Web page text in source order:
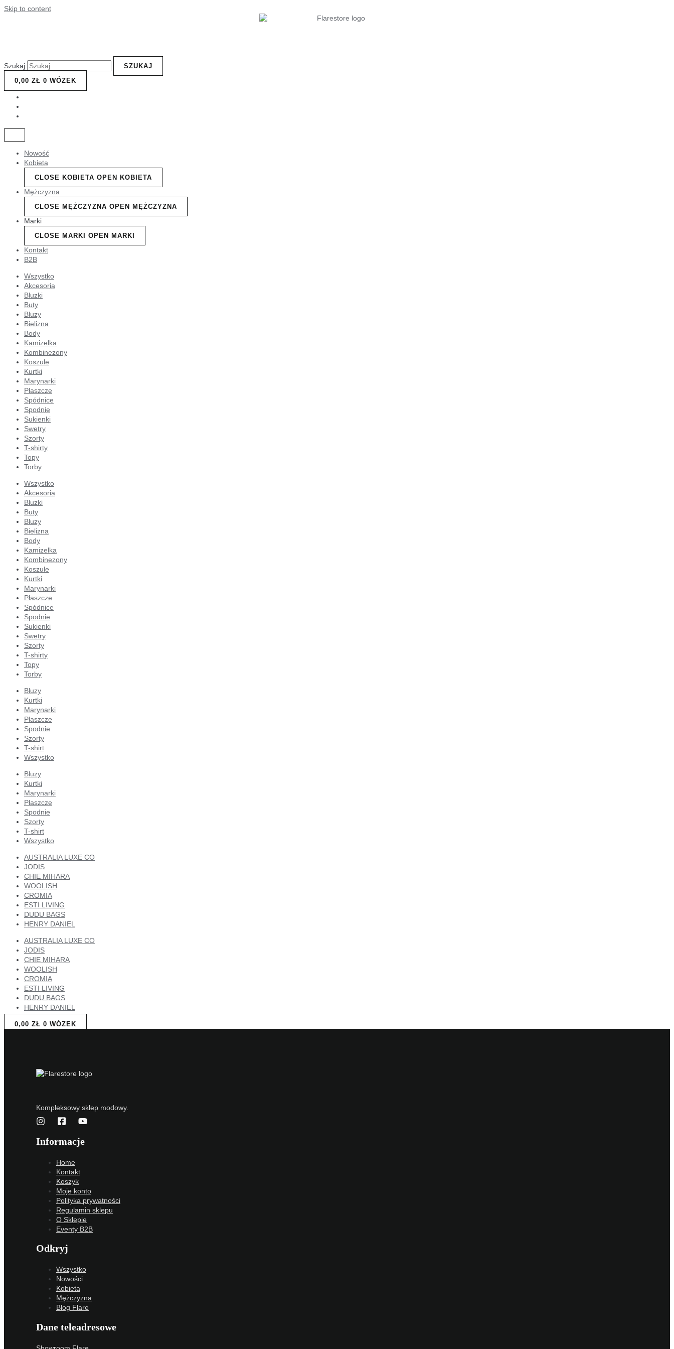
Skip to content
Szukaj
SZUKAJ
0,00 ZŁ 0 WÓZEK
Nowość
Kobieta
CLOSE KOBIETA OPEN KOBIETA
Mężczyzna
CLOSE MĘŻCZYZNA OPEN MĘŻCZYZNA
Marki
CLOSE MARKI OPEN MARKI
Kontakt
B2B
Wszystko
Akcesoria
Bluzki
Buty
Bluzy
Bielizna
Body
Kamizelka
Kombinezony
Koszule
Kurtki
Marynarki
Płaszcze
Spódnice
Spodnie
Sukienki
Swetry
Szorty
T-shirty
Topy
Torby
Wszystko
Akcesoria
Bluzki
Buty
Bluzy
Bielizna
Body
Kamizelka
Kombinezony
Koszule
Kurtki
Marynarki
Płaszcze
Spódnice
Spodnie
Sukienki
Swetry
Szorty
T-shirty
Topy
Torby
Bluzy
Kurtki
Marynarki
Płaszcze
Spodnie
Szorty
T-shirt
Wszystko
Bluzy
Kurtki
Marynarki
Płaszcze
Spodnie
Szorty
T-shirt
Wszystko
AUSTRALIA LUXE CO
JODIS
CHIE MIHARA
WOOLISH
CROMIA
ESTI LIVING
DUDU BAGS
HENRY DANIEL
AUSTRALIA LUXE CO
JODIS
CHIE MIHARA
WOOLISH
CROMIA
ESTI LIVING
DUDU BAGS
HENRY DANIEL
0,00 ZŁ 0 WÓZEK
Kompleksowy sklep modowy.
Informacje
Home
Kontakt
Koszyk
Moje konto
Polityka prywatności
Regulamin sklepu
O Sklepie
Eventy B2B
Odkryj
Wszystko
Nowości
Kobieta
Mężczyzna
Blog Flare
Dane teleadresowe